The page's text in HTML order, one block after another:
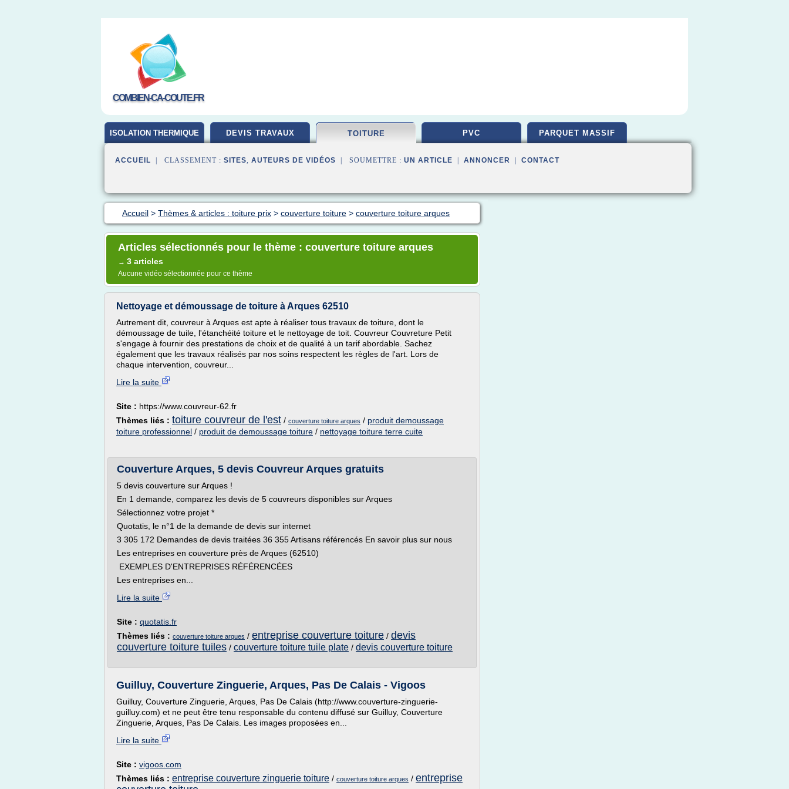
COMBIEN-CA-COUTE.FR
ISOLATION THERMIQUE DEVIS TRAVAUX TOITURE PVC PARQUET MASSIF
ACCUEIL | CLASSEMENT : SITES, AUTEURS DE VIDÉOS | SOUMETTRE : UN ARTICLE ANNONCER CONTACT
Accueil > Thèmes & articles : toiture prix > couverture toiture > couverture toiture arques
Articles sélectionnés pour le thème : couverture toiture arques
→ 3 articles
Aucune vidéo sélectionnée pour ce thème
Nettoyage et démoussage de toiture à Arques 62510
Autrement dit, couvreur à Arques est apte à réaliser tous travaux de toiture, dont le
démoussage de tuile, l'étanchéité toiture et le nettoyage de toit. Couvreur Couvreture Petit
s'engage à fournir des prestations de choix et de qualité à un tarif abordable. Sachez
également que les travaux réalisés par nos soins respectent les règles de l'art. Lors de
chaque intervention, couvreur...
Lire la suite
Site : https://www.couvreur-62.fr
Thèmes liés : toiture couvreur de l'est / couverture toiture arques / produit demoussage
toiture professionnel / produit de demoussage toiture / nettoyage toiture terre cuite
Couverture Arques, 5 devis Couvreur Arques gratuits
5 devis couverture sur Arques !
En 1 demande, comparez les devis de 5 couvreurs disponibles sur Arques
Sélectionnez votre projet *
Quotatis, le n°1 de la demande de devis sur internet
3 305 172 Demandes de devis traitées 36 355 Artisans référencés En savoir plus sur nous
Les entreprises en couverture près de Arques (62510)
EXEMPLES D'ENTREPRISES RÉFÉRENCÉES
Les entreprises en...
Lire la suite
Site : quotatis.fr
Thèmes liés : couverture toiture arques / entreprise couverture toiture / devis
couverture toiture tuiles / couverture toiture tuile plate / devis couverture toiture
Guilluy, Couverture Zinguerie, Arques, Pas De Calais - Vigoos
Guilluy, Couverture Zinguerie, Arques, Pas De Calais (http://www.couverture-zinguerie-
guilluy.com) et ne peut être tenu responsable du contenu diffusé sur Guilluy, Couverture
Zinguerie, Arques, Pas De Calais. Les images proposées en...
Lire la suite
Site : vigoos.com
Thèmes liés : entreprise couverture zinguerie toiture / couverture toiture arques / entreprise